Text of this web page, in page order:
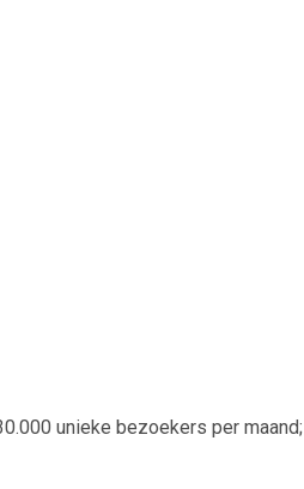
unieke bezoekers per maand;